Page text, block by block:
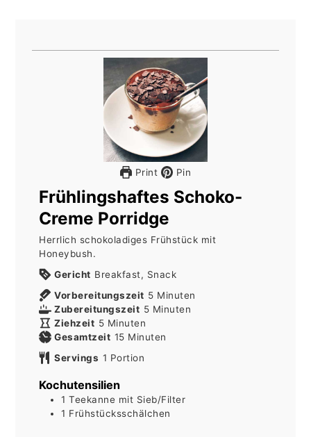
Print Pin
Frühlingshaftes Schoko-
Creme Porridge
Herrlich schokoladiges Frühstück mit
Honeybush.
Gericht Breakfast, Snack
Vorbereitungszeit 5Minuten
Minuten
Zubereitungszeit 5Minuten
Minuten
Ziehzeit 5Minuten
Minuten
Gesamtzeit 15Minuten
Minuten
Servings 1 Portion
Kochutensilien
1 Teekanne mit Sieb/Filter
1 Frühstücksschälchen